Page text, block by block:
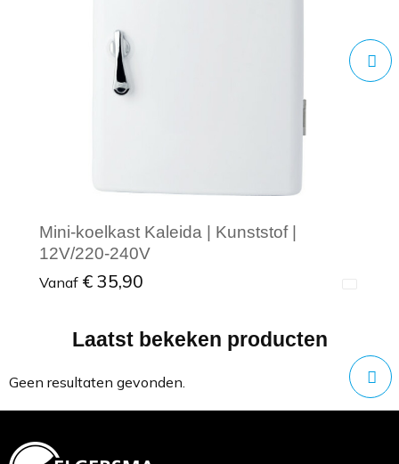
Mini-koelkast Kaleida | Kunststof |
12V/220-240V
Vanaf € 35,90
Minimale afname: 1
Laatst bekeken producten
Geen resultaten gevonden.